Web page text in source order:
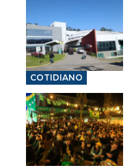
COTIDIANO